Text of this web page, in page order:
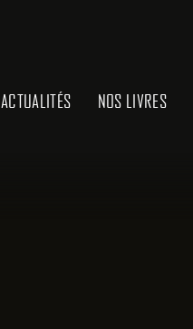
ACTUALITÉS NOS LIVRES